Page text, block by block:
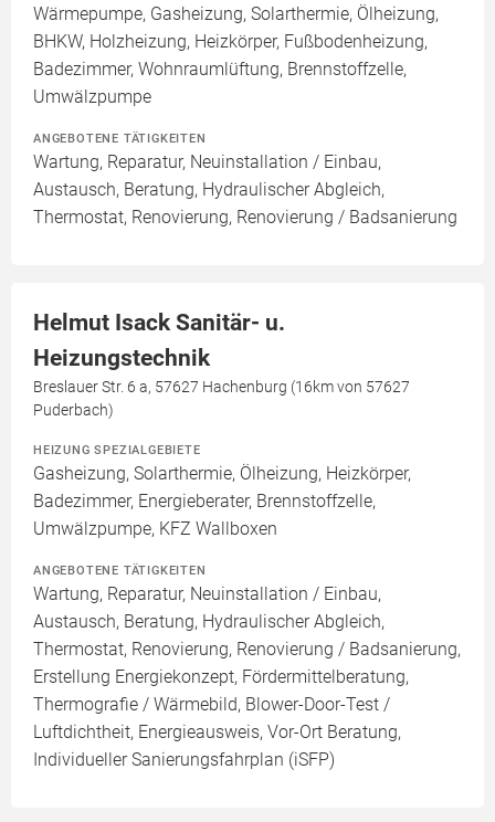
Wärmepumpe, Gasheizung, Solarthermie, Ölheizung,
BHKW, Holzheizung, Heizkörper, Fußbodenheizung,
Badezimmer, Wohnraumlüftung, Brennstoffzelle,
Umwälzpumpe
ANGEBOTENE TÄTIGKEITEN
Wartung, Reparatur, Neuinstallation / Einbau,
Austausch, Beratung, Hydraulischer Abgleich,
Thermostat, Renovierung, Renovierung / Badsanierung
Helmut Isack Sanitär- u.
Heizungstechnik
Breslauer Str. 6 a, 57627 Hachenburg (16km von 57627
Puderbach)
HEIZUNG SPEZIALGEBIETE
Gasheizung, Solarthermie, Ölheizung, Heizkörper,
Badezimmer, Energieberater, Brennstoffzelle,
Umwälzpumpe, KFZ Wallboxen
ANGEBOTENE TÄTIGKEITEN
Wartung, Reparatur, Neuinstallation / Einbau,
Austausch, Beratung, Hydraulischer Abgleich,
Thermostat, Renovierung, Renovierung / Badsanierung,
Erstellung Energiekonzept, Fördermittelberatung,
Thermografie / Wärmebild, Blower-Door-Test /
Luftdichtheit, Energieausweis, Vor-Ort Beratung,
Individueller Sanierungsfahrplan (iSFP)